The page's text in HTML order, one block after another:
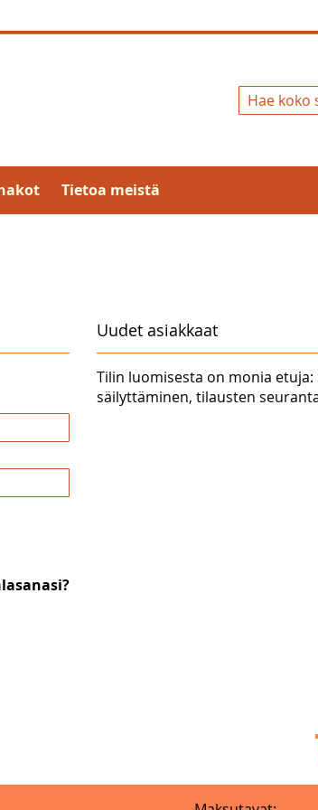
Tietoa meistä
Uudet asiakkaat
Tilin luomisesta on monia
säilyttäminen, tilausten